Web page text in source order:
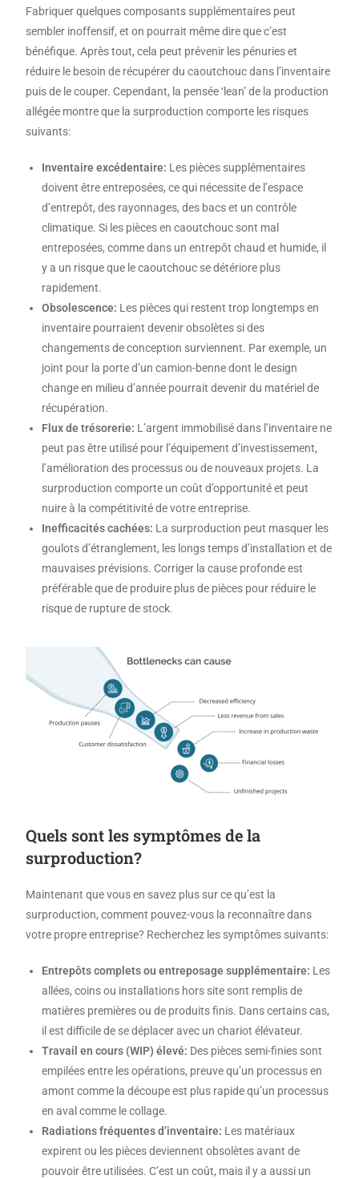
Fabriquer quelques composants supplémentaires peut
sembler inoffensif, et on pourrait même dire que c’est
bénéfique. Après tout, cela peut prévenir les pénuries et
réduire le besoin de récupérer du caoutchouc dans l’inventaire
puis de le couper. Cependant, la pensée ‘lean’ de la production
allégée montre que la surproduction comporte les risques
suivants:
Inventaire excédentaire: Les pièces supplémentaires
doivent être entreposées, ce qui nécessite de l’espace
d’entrepôt, des rayonnages, des bacs et un contrôle
climatique. Si les pièces en caoutchouc sont mal
entreposées, comme dans un entrepôt chaud et humide, il
y a un risque que le caoutchouc se détériore plus
rapidement.
Obsolescence: Les pièces qui restent trop longtemps en
inventaire pourraient devenir obsolètes si des
changements de conception surviennent. Par exemple, un
joint pour la porte d’un camion-benne dont le design
change en milieu d’année pourrait devenir du matériel de
récupération.
Flux de trésorerie: L’argent immobilisé dans l’inventaire ne
peut pas être utilisé pour l’équipement d’investissement,
l’amélioration des processus ou de nouveaux projets. La
surproduction comporte un coût d’opportunité et peut
nuire à la compétitivité de votre entreprise.
Inefficacités cachées: La surproduction peut masquer les
goulots d’étranglement, les longs temps d’installation et de
mauvaises prévisions. Corriger la cause profonde est
préférable que de produire plus de pièces pour réduire le
risque de rupture de stock.
Quels sont les symptômes de la
surproduction?
Maintenant que vous en savez plus sur ce qu’est la
surproduction, comment pouvez-vous la reconnaître dans
votre propre entreprise? Recherchez les symptômes suivants:
Entrepôts complets ou entreposage supplémentaire: Les
allées, coins ou installations hors site sont remplis de
matières premières ou de produits finis. Dans certains cas,
il est difficile de se déplacer avec un chariot élévateur.
Travail en cours (WIP) élevé: Des pièces semi-finies sont
empilées entre les opérations, preuve qu’un processus en
amont comme la découpe est plus rapide qu’un processus
en aval comme le collage.
Radiations fréquentes d’inventaire: Les matériaux
expirent ou les pièces deviennent obsolètes avant de
pouvoir être utilisées. C’est un coût, mais il y a aussi un